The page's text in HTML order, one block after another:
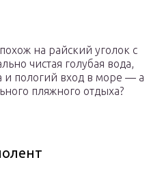
на райский уголок с
чистая голубая вода,
и пологий вход в море — а
пляжного отдыха?